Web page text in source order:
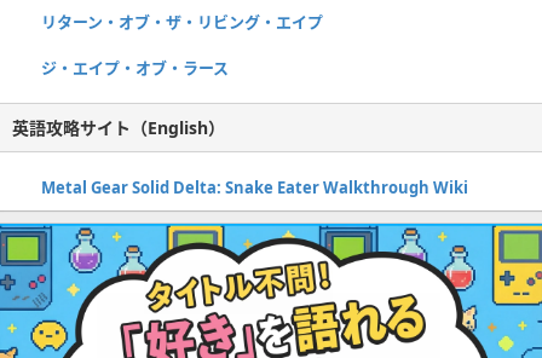
リターン・オブ・ザ・リビング・エイプ
ジ・エイプ・オブ・ラース
英語攻略サイト（English）
Metal Gear Solid Delta: Snake Eater Walkthrough Wiki